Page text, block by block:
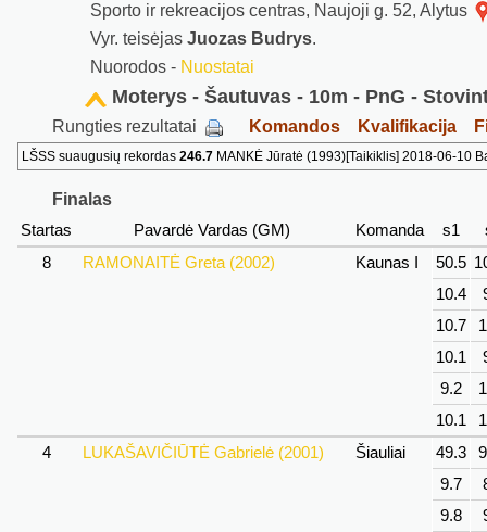
Sporto ir rekreacijos centras, Naujoji g. 52, Alytus
Vyr. teisėjas Juozas Budrys.
Nuorodos - Nuostatai
Moterys - Šautuvas - 10m - PnG -
Rungties rezultatai Komandos Kvalifikacija
LŠSS suaugusių rekordas 246.7 MANKĖ Jūratė (1993)[Taikiklis] 2018-06-10
Finalas
Startas
Pavardė Vardas (GM) Komanda s1
8
RAMONAITĖ Greta (2002) Kaunas I 50.5
10.4
10.7
10.1
9.2
10.1
4
LUKAŠAVIČIŪTĖ Gabrielė (2001) Šiauliai 49.3
9.7
9.8